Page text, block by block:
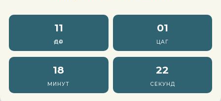
11
ӨДӨР
01
ЦАГ
18
МИНУТ
20
СЕКУНД